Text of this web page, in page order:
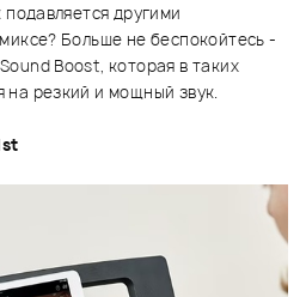
другими
Больше не беспокойтесь -
Boost, которая в таких
на резкий и мощный звук.